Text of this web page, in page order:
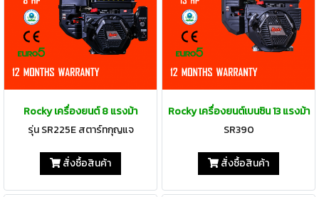
Rocky เครื่องยนต์ 8 แรงม้า
รุ่น SR225E สตาร์ทกุญแจ
สั่งซื้อสินค้า
Rocky เครื่องยนต์เบนซิน 13 แรงม้า
SR390
สั่งซื้อสินค้า